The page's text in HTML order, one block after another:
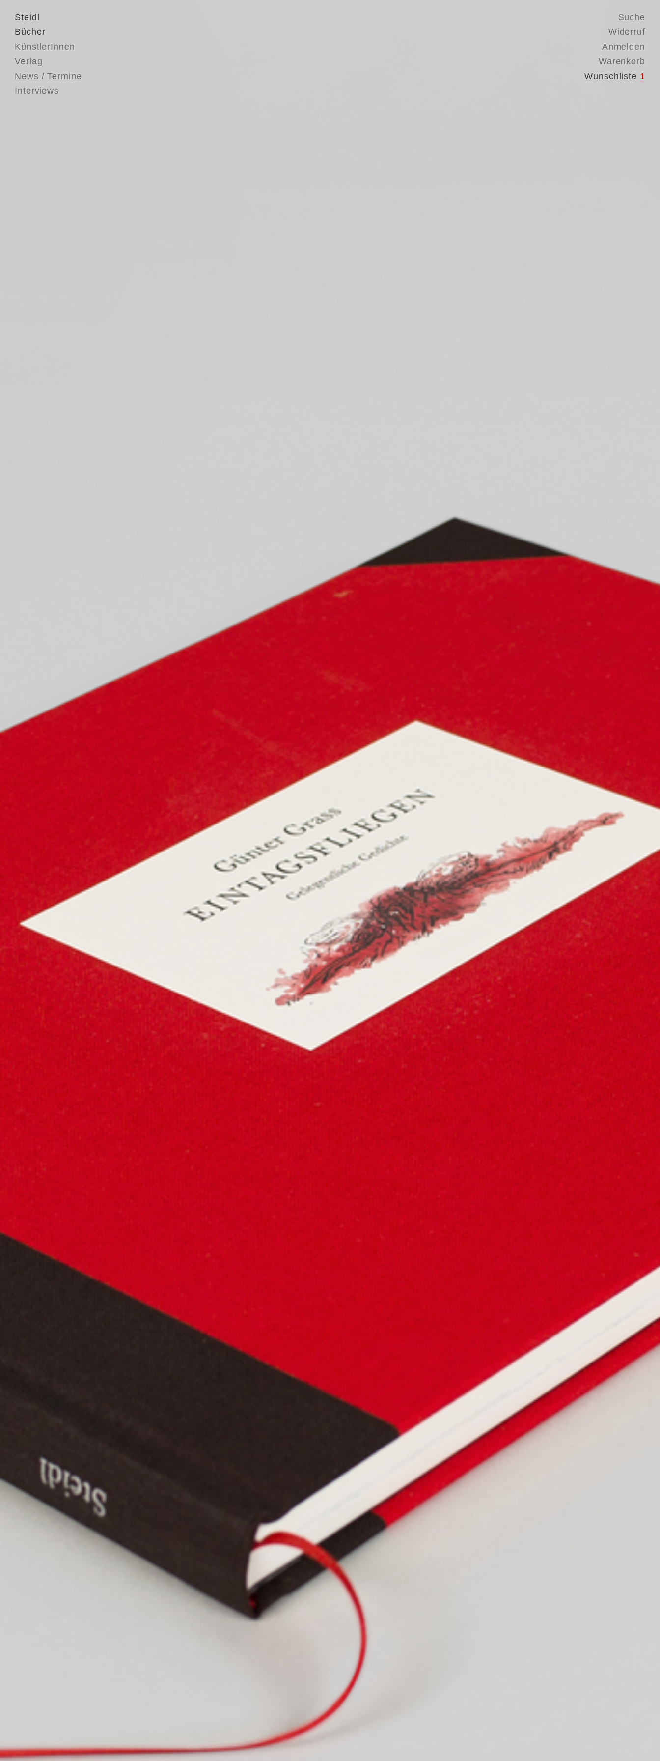
Steidl
Bücher
KünstlerInnen
Verlag
News / Termine
Interviews
Suche
Widerruf
Anmelden
Warenkorb
Wunschliste 1